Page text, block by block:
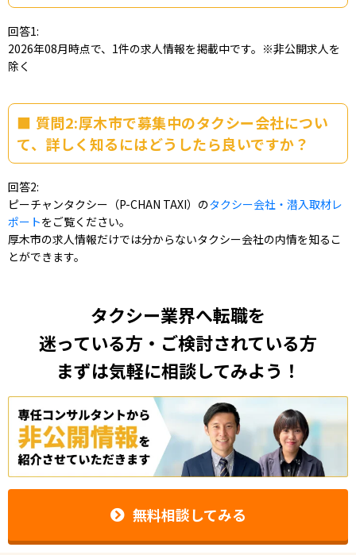
回答1:
2026年08月時点で、1件の求人情報を掲載中です。※非公開求人を
除く
質問2:厚木市で募集中のタクシー会社につい
て、詳しく知るにはどうしたら良いですか？
回答2:
ピーチャンタクシー（P-CHAN TAXI）のタクシー会社・潜入取材レ
ポートをご覧ください。
厚木市の求人情報だけでは分からないタクシー会社の内情を知るこ
とができます。
タクシー業界へ転職を
迷っている方・ご検討されている方
まずは気軽に相談してみよう！
無料相談してみる